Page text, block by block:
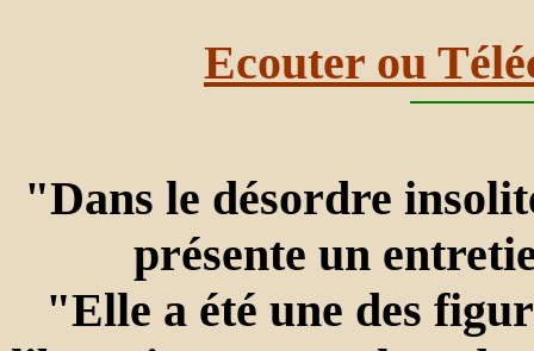
Ecouter ou
"Dans le désordre
présente un
"Elle a été une des